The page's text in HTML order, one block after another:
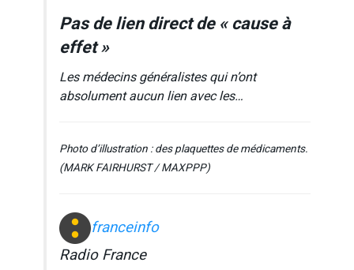
Pas de lien direct de « cause à
effet »
Les médecins généralistes qui n’ont
absolument aucun lien avec les…
Photo d’illustration : des plaquettes de médicaments.
(MARK FAIRHURST / MAXPPP)
franceinfo
Radio France